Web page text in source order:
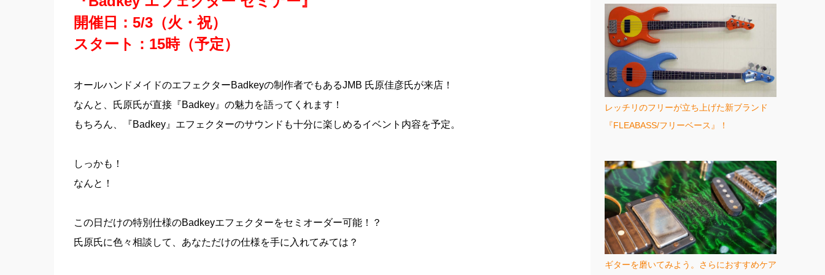
開催日：5/3（火・祝）
スタート：15時（予定）
オールハンドメイドのエフェクターBadkeyの制作者でもあるJMB 氏原佳彦氏が来店！
なんと、氏原氏が直接『Badkey』の魅力を語ってくれます！
もちろん、『Badkey』エフェクターのサウンドも十分に楽しめるイベント内容を予定。
しっかも！
なんと！
この日だけの特別仕様のBadkeyエフェクターをセミオーダー可能！？
氏原氏に色々相談して、あなただけの仕様を手に入れてみては？
レッチリのフリーが立ち上げた新ブランド
『FLEABASS/フリーベース』！
ギターを磨いてみよう。さらにおすすめケア